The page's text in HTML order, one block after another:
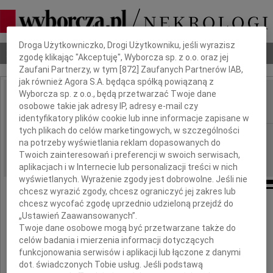
Nekrologi Odeszli Poradnik pogrzebowy
IMIĘ I NAZWISKO: Elżbieta Górecka
REGION: Wrocław
DATA EMISJI: 05.03.2011
Z głębokim żalem zawiadamiamy,
odeszła nasza ukochana Mama i Babcia
Dbamy o Twoją prywatność
Droga Użytkowniczko, Drogi Użytkowniku, jeśli wyrazisz
zgodę klikając "Akceptuję", Wyborcza sp. z o.o. oraz jej
Zaufani Partnerzy, w tym [872 ] Zaufanych Partnerów IAB,
jak również Agora S.A. będąca spółką powiązaną z
Wyborcza sp. z o.o., będą przetwarzać Twoje dane
osobowe takie jak adresy IP, adresy e-mail czy
identyfikatory plików cookie lub inne informacje zapisane w
tych plikach do celów marketingowych, w szczególności
na potrzeby wyświetlania reklam dopasowanych do
Twoich zainteresowań i preferencji w swoich serwisach,
aplikacjach i w Internecie lub personalizacji treści w nich
wyświetlanych. Wyrażenie zgody jest dobrowolne. Jeśli nie
chcesz wyrazić zgody, chcesz ograniczyć jej zakres lub
chcesz wycofać zgodę uprzednio udzieloną przejdź do
„Ustawień Zaawansowanych”.
Twoje dane osobowe mogą być przetwarzane także do
celów badania i mierzenia informacji dotyczących
funkcjonowania serwisów i aplikacji lub łączone z danymi
dot. świadczonych Tobie usług. Jeśli podstawą